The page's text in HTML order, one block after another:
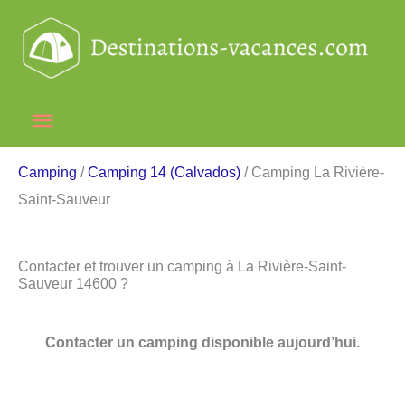
contenu
Menu
principal
Camping /Camping 14 (Calvados) / Camping La Rivière-
Saint-Sauveur
Contacter et trouver un camping à La Rivière-Saint-
Sauveur 14600 ?
Contacter un camping disponible aujourd’hui.